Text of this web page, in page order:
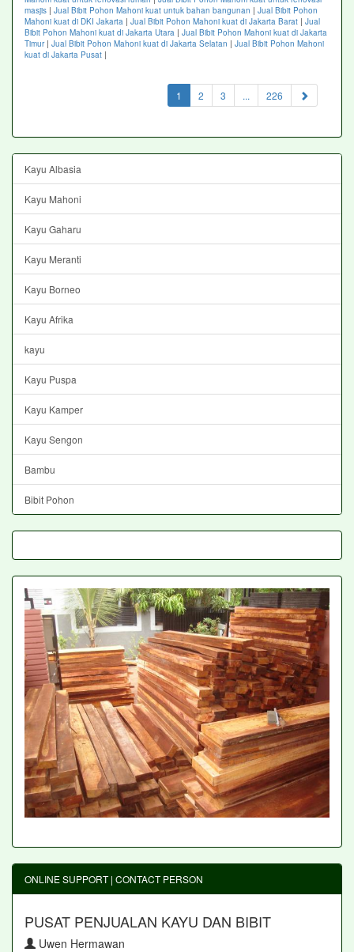
masjis | Jual Bibit Pohon Mahoni kuat untuk bahan bangunan | Jual Bibit Pohon
Mahoni kuat di DKI Jakarta | Jual Bibit Pohon Mahoni kuat di Jakarta Barat | Jual
Bibit Pohon Mahoni kuat di Jakarta Utara | Jual Bibit Pohon Mahoni kuat di Jakarta
Timur| Jual Bibit Pohon Mahoni kuat di Jakarta Selatan | Jual Bibit Pohon Mahoni
kuat di Jakarta Pusat |
1 (current)
2 3 ... 226
Kayu Albasia
Kayu Mahoni
Kayu Gaharu
Kayu Meranti
Kayu Borneo
Kayu Afrika
kayu
Kayu Puspa
Kayu Kamper
Kayu Sengon
Bambu
Bibit Pohon
ONLINE SUPPORT | CONTACT PERSON
PUSAT PENJUALAN KAYU DAN BIBIT
Uwen Hermawan